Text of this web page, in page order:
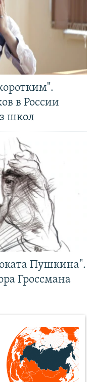
в России
школ
Пушкина".
Гроссмана